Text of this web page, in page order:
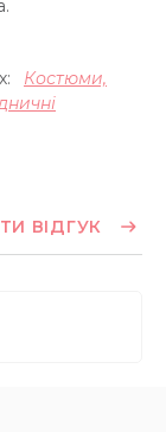
Костюми,
ВІДГУК